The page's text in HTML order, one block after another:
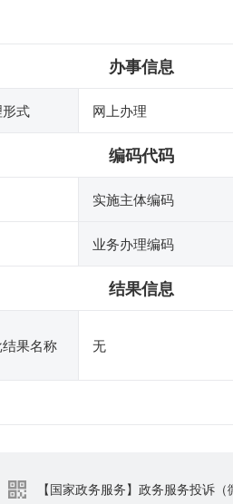
办事信息
式 网上办理
编码代码
实施主体编码
业务办理编码
结果信息
果名称 无
【国家政务服务】政务服务投诉（